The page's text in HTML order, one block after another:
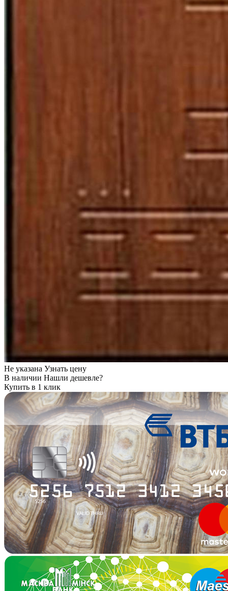
Не указана Узнать цену
В наличии Нашли дешевле?
Купить в 1 клик